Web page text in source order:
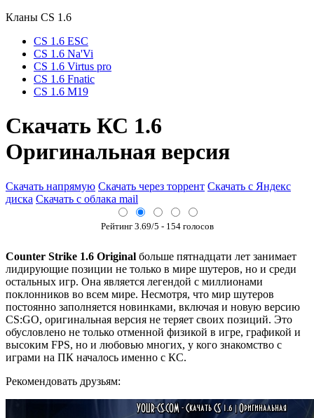
Кланы СS 1.6
CS 1.6 ESC
CS 1.6 Na'Vi
CS 1.6 Virtus pro
CS 1.6 Fnatic
CS 1.6 M19
Cкачать КС 1.6
Оригинальная версия
Скачать напрямую Скачать через торрент Скачать с Яндекс
диска Скачать с облака mail
Рейтинг 3.69/5 - 154голосов
Counter Strike 1.6 Original больше пятнадцати лет занимает
лидирующие позиции не только в мире шутеров, но и среди
остальных игр. Она является легендой с миллионами
поклонников во всем мире. Несмотря, что мир шутеров
постоянно заполняется новинками, включая и новую версию
CS:GO, оригинальная версия не теряет своих позиций. Это
обусловлено не только отменной физикой в игре, графикой и
высоким FPS, но и любовью многих, у кого знакомство с
играми на ПК началось именно с КС.
Рекомендовать друзьям: